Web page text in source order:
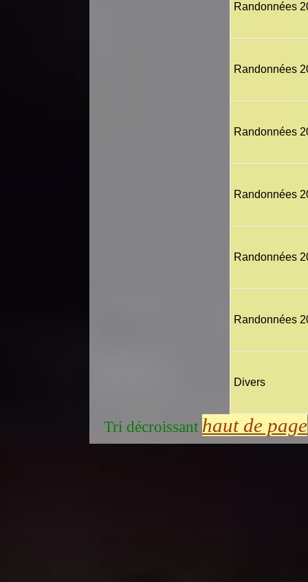
Randonnées
Randonnées
Randonnées
Randonnées
Randonnées
Randonnées
Divers
Tri décroissant haut de page